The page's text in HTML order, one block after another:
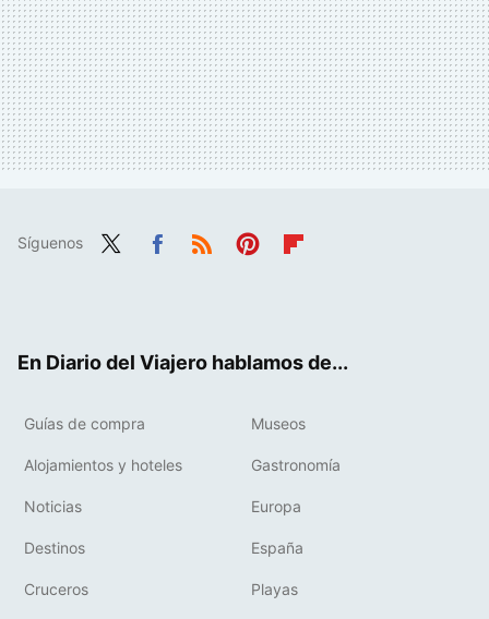
Síguenos
En Diario del Viajero hablamos de...
Guías de compra Museos
Alojamientos y hoteles Gastronomía
Noticias Europa
Destinos España
Cruceros Playas